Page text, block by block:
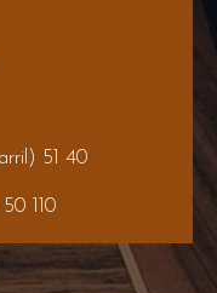
51 40
110